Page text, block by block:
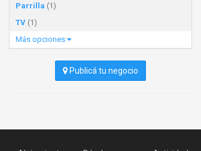
Parrilla (1)
TV (1)
Más opciones
Publicá tu negocio